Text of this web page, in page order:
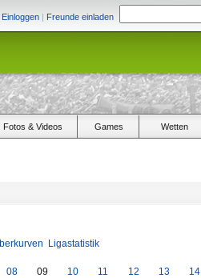
Einloggen | Freunde einladen
Fotos & Videos Games Wetten
Ligastatistik
08 09 10 11 12 13 14